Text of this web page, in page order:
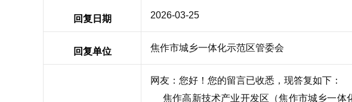
回复日期 2026-03-25
回复单位 焦作市城乡一体化示范区管委会
网友：您好！您的留言已收悉，现答复如下：
焦作高新技术产业开发区（焦作市城乡一体